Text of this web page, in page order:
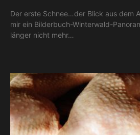
Der erste Schnee…der Blick aus dem
mir ein Bilderbuch-Winterwald-
länger nicht mehr…